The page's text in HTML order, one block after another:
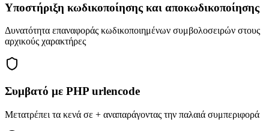
Υποστήριξη κωδικοποίησης και αποκωδικοποίησης
Δυνατότητα επαναφοράς κωδικοποιημένων συμβολοσειρών στους
αρχικούς χαρακτήρες
Συμβατό με PHP urlencode
Μετατρέπει τα κενά σε + αναπαράγοντας την παλαιά συμπεριφορά